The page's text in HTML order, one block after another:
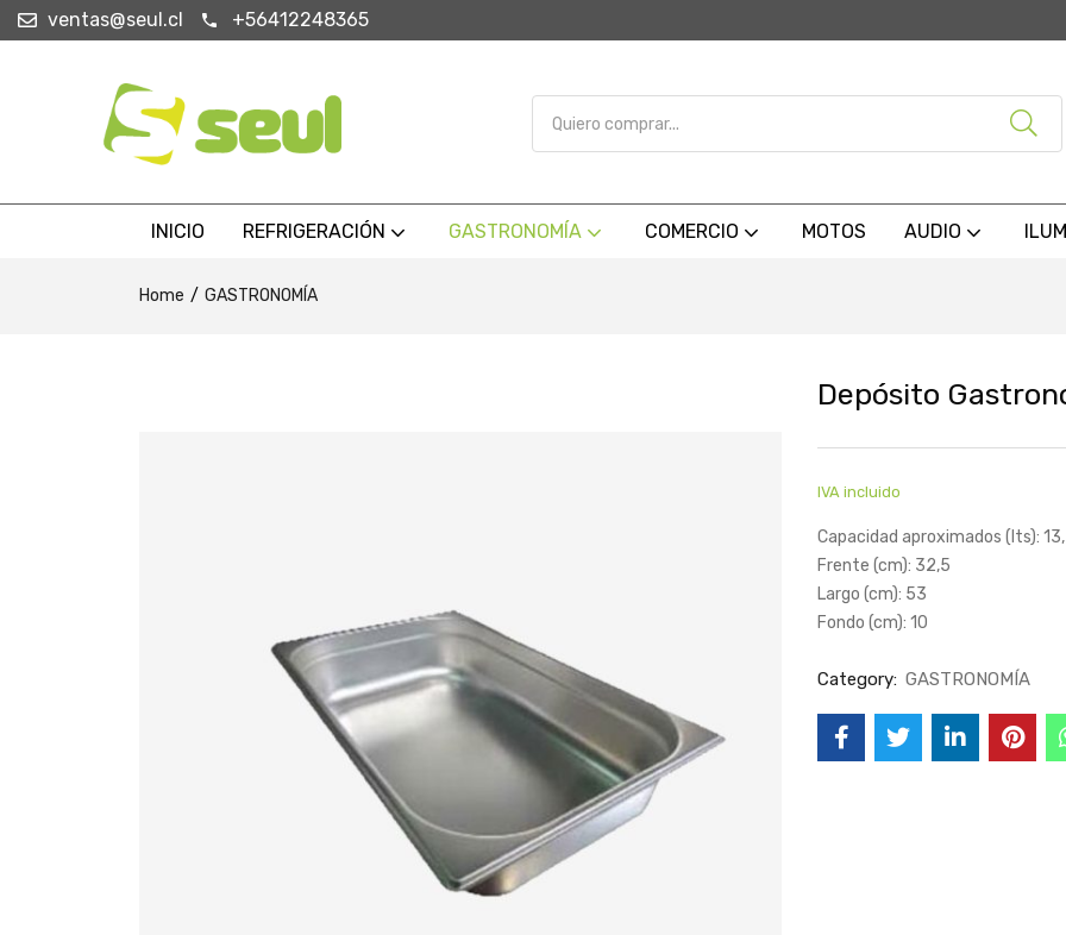
ventas@seul.cl +56412248365
INICIO REFRIGERACIÓN GASTRONOMÍA COMERCIO MOTOS AUDIO
Home GASTRONOMÍA
Depósito
IVA incluido
Capacidad aproximados (lts):
Frente (cm): 32,5
Largo (cm): 53
Fondo (cm): 10
Category: GASTRONOMÍA